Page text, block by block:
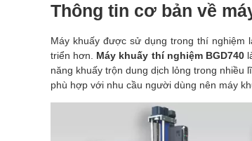
Thông tin cơ bản về
Máy khuấy được sử dụng trong thí nghiệm
triển hơn. Máy khuấy thí nghiệm BGD740
năng khuấy trộn dung dịch lỏng trong
phù hợp với nhu cầu người dùng nên máy